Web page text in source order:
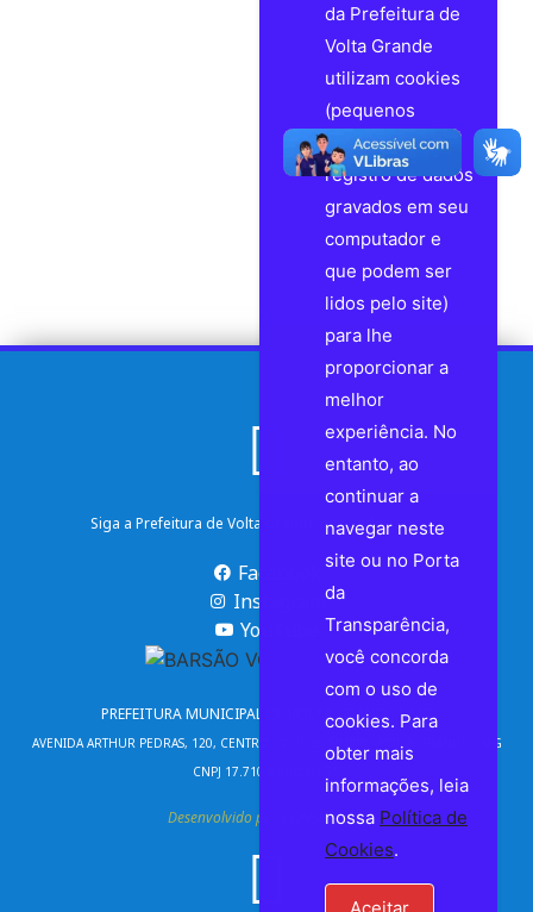
Siga a Prefeitura de Volta Grande nas Redes Sociais
Facebook
Instagram
YouTube
PREFEITURA MUNICIPAL DE VOLTA GRANDE | MG
AVENIDA ARTHUR PEDRAS, 120, CENTRO - CEP 36720-000 - VOLTA GRANDE – MG
CNPJ 17.710.690/0001-75
Desenvolvido por CONSULPLUS
da Prefeitura de
Volta Grande
utilizam cookies
(pequenos
arquivos de
registro de dados
gravados em seu
computador e
que podem ser
lidos pelo site)
para lhe
proporcionar a
melhor
experiência. No
entanto, ao
continuar a
navegar neste
site ou no Porta
da
Transparência,
você concorda
com o uso de
cookies. Para
obter mais
informações, leia
nossa Política de
Cookies.